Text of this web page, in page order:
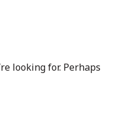
looking for. Perhaps